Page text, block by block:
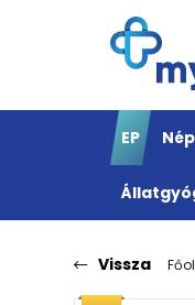
EP
Vissza